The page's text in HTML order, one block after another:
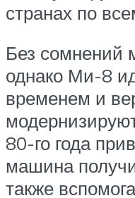
странах по
Без сомнений
однако Ми-8
временем и
80-го года
машина
также